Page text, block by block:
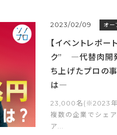
2023/02/09 オー
【イベントレポ
ク” ―代替肉開発
ち上げたプロの
は―
23,000名(※2023年
複数の企業でシェ
ア...